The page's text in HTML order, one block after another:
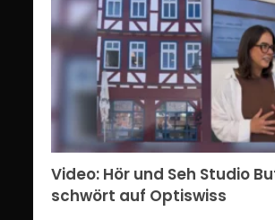
Video: Hör und Seh Studio
schwört auf Optiswiss